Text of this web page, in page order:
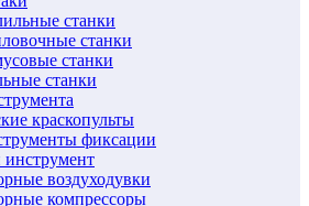
станки
станки
станки
станки
краскопульты
фиксации
воздуходувки
компрессоры